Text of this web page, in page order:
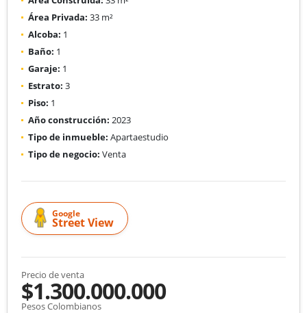
Área Privada: 33 m²
Alcoba: 1
Baño: 1
Garaje: 1
Estrato: 3
Piso: 1
Año construcción: 2023
Tipo de inmueble: Apartaestudio
Tipo de negocio: Venta
Google
Street View
Precio de venta
$1.300.000.000
Pesos Colombianos